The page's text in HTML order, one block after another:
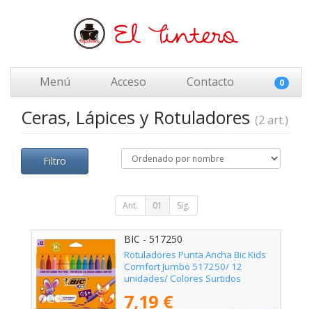
Menú Acceso Contacto 0
Ceras, Lápices y Rotuladores (2 art.)
Filtro
Ant. 01 Sig.
BIC - 517250
Rotuladores Punta Ancha Bic Kids
Comfort Jumbo 517250/ 12
unidades/ Colores Surtidos
7,19 €